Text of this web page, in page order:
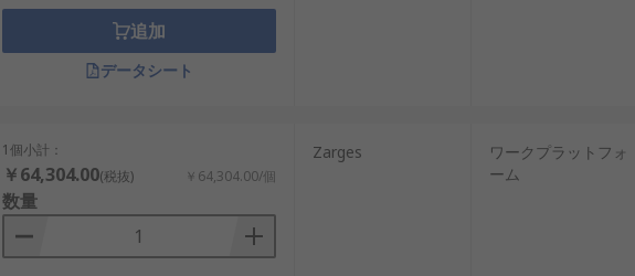
追加
データシート
1個小計：
￥64,304.00(税抜) ￥64,304.00/個
数量
Zarges
ワークプラットフォ
ーム